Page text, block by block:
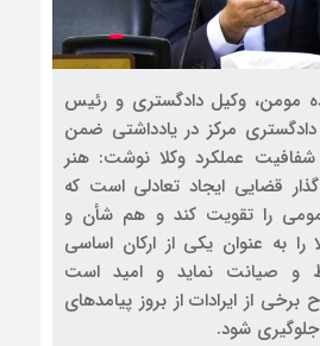
مومن، وکیل دادگستری و رئیس
مرکز در یادداشتی ضمن
شفافیت عملکرد وکلا نوشت: هنر
قضایی ایجاد تعادلی است که
را تقویت کند و هم شأن و
را به عنوان یکی از ارکان اساسی
و صیانت نماید و امید است
از ایرادات از بروز پیامد‌های
شود.